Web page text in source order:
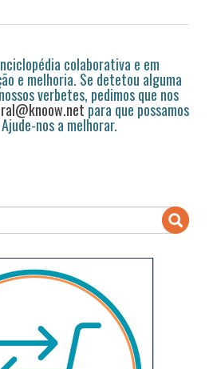
colaborativa e em
e melhoria. Se detetou alguma
verbetes, pedimos que nos
para que possamos
nos a melhorar.